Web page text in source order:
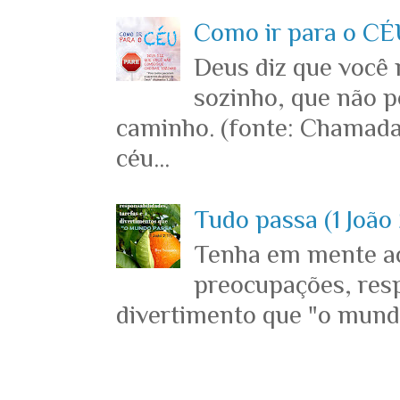
Como ir para o
Deus diz que você
sozinho, que não
caminho. (fonte:
céu...
Tudo passa (1 João
Tenha em mente
preocupações,
divertimento que "o